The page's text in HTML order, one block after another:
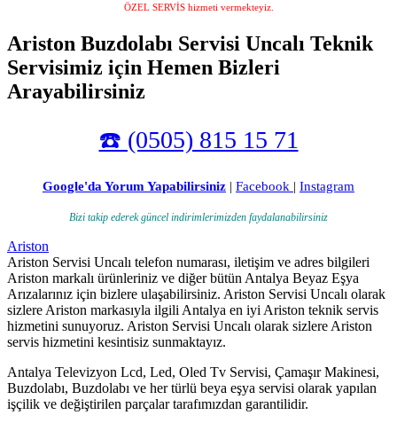
ÖZEL SERVİS hizmeti vermekteyiz.
Ariston Buzdolabı Servisi Uncalı Teknik
Servisimiz için Hemen Bizleri
Arayabilirsiniz
☎️ (0505) 815 15 71
Google'da Yorum Yapabilirsiniz | Facebook | Instagram
Bizi takip ederek güncel indirimlerimizden faydalanabilirsiniz
Ariston
Ariston Servisi Uncalı telefon numarası, iletişim ve adres bilgileri
Ariston markalı ürünleriniz ve diğer bütün Antalya Beyaz Eşya
Arızalarınız için bizlere ulaşabilirsiniz. Ariston Servisi Uncalı olarak
sizlere Ariston markasıyla ilgili Antalya en iyi Ariston teknik servis
hizmetini sunuyoruz. Ariston Servisi Uncalı olarak sizlere Ariston
servis hizmetini kesintisiz sunmaktayız.
Antalya Televizyon Lcd, Led, Oled Tv Servisi, Çamaşır Makinesi,
Buzdolabı, Buzdolabı ve her türlü beya eşya servisi olarak yapılan
işçilik ve değiştirilen parçalar tarafımızdan garantilidir.